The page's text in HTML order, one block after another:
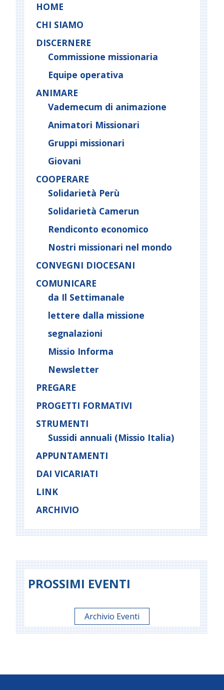
HOME
CHI SIAMO
DISCERNERE
Commissione missionaria
Equipe operativa
ANIMARE
Vademecum di animazione
Animatori Missionari
Gruppi missionari
Giovani
COOPERARE
Solidarietà Perù
Solidarietà Camerun
Rendiconto economico
Nostri missionari nel mondo
CONVEGNI DIOCESANI
COMUNICARE
da Il Settimanale
lettere dalla missione
segnalazioni
Missio Informa
Newsletter
PREGARE
PROGETTI FORMATIVI
STRUMENTI
Sussidi annuali (Missio Italia)
APPUNTAMENTI
DAI VICARIATI
LINK
ARCHIVIO
PROSSIMI EVENTI
Archivio Eventi